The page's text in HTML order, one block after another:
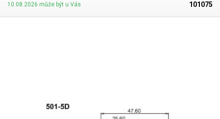
10.08.2026 může být u Vás
101075